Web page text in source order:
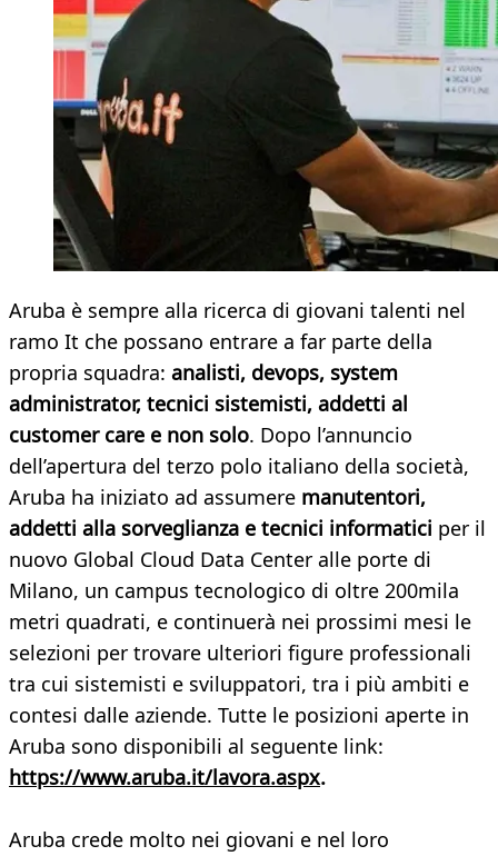
Aruba è sempre alla ricerca di giovani talenti nel
ramo It che possano entrare a far parte della
propria squadra: analisti, devops, system
administrator, tecnici sistemisti, addetti al
customer care e non solo. Dopo l’annuncio
dell’apertura del terzo polo italiano della società,
Aruba ha iniziato ad assumere manutentori,
addetti alla sorveglianza e tecnici informatici per il
nuovo Global Cloud Data Center alle porte di
Milano, un campus tecnologico di oltre 200mila
metri quadrati, e continuerà nei prossimi mesi le
selezioni per trovare ulteriori figure professionali
tra cui sistemisti e sviluppatori, tra i più ambiti e
contesi dalle aziende. Tutte le posizioni aperte in
Aruba sono disponibili al seguente link:
https://www.aruba.it/lavora.aspx.
Aruba crede molto nei giovani e nel loro